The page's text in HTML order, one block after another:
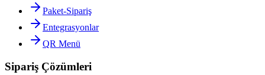
Paket-Sipariş
Entegrasyonlar
QR Menü
Sipariş Çözümleri